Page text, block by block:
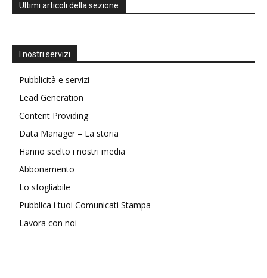
Ultimi articoli della sezione
I nostri servizi
Pubblicità e servizi
Lead Generation
Content Providing
Data Manager – La storia
Hanno scelto i nostri media
Abbonamento
Lo sfogliabile
Pubblica i tuoi Comunicati Stampa
Lavora con noi